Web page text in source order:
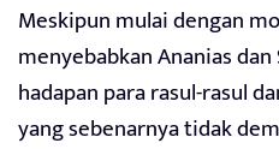
Meskipun mulai dengan
menyebabkan Ananias
hadapan para rasul-rasul
yang sebenarnya tidak